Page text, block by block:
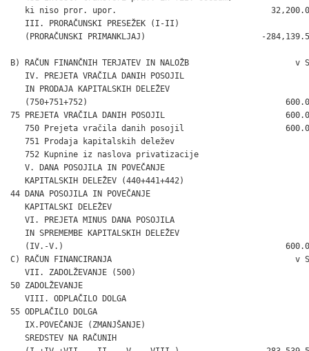
ki niso pror. upor.
   III. PRORAČUNSKI PRESEŽEK (I-II)
(PRORAČUNSKI PRIMANKLJAJ)                        -
B) RAČUN FINANČNIH TERJATEV IN NALOŽB                      v
   IV. PREJETA VRAČILA DANIH POSOJIL
   IN PRODAJA KAPITALSKIH DELEŽEV
(750+751+752)
75 PREJETA VRAČILA DANIH POSOJIL
750 Prejeta vračila danih posojil
751 Prodaja kapitalskih deležev
752 Kupnine iz naslova privatizacije
   V. DANA POSOJILA IN POVEČANJE
KAPITALSKIH DELEŽEV (440+441+442)
44 DANA POSOJILA IN POVEČANJE
KAPITALSKI DELEŽEV
   VI. PREJETA MINUS DANA POSOJILA
   IN SPREMEMBE KAPITALSKIH DELEŽEV
(IV.-V.)
C) RAČUN FINANCIRANJA                                      v
VII. ZADOLŽEVANJE (500)
50 ZADOLŽEVANJE
VIII. ODPLAČILO DOLGA
55 ODPLAČILO DOLGA
   IX.POVEČANJE (ZMANJŠANJE)
   SREDSTEV NA RAČUNIH